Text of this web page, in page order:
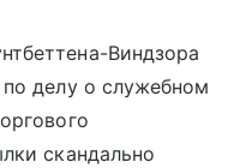
Виндзора
делу о служебном
скандально